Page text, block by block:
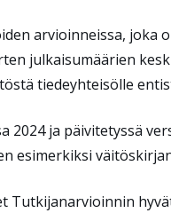
arvioinneissa,
julkaisumäärien
tiedeyhteisölle
2024 ja päivitetyssä
Tutkijanarvioinnin